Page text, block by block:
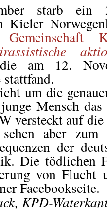
starb ein
Kieler
Gemeinschaft
die am 12.
um die
Mensch
versteckt auf die
aber zum
der
Die tödlichen
von Flucht
Facebookseite.
KPD-